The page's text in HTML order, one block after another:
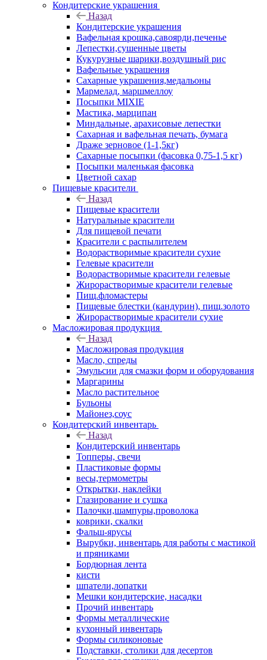
Кондитерские украшения
Назад
Кондитерские украшения
Вафельная крошка,савоярди,печенье
Лепестки,сушенные цветы
Кукурузные шарики,воздушный рис
Вафельные украшения
Сахарные украшения,медальоны
Мармелад, маршмеллоу
Посыпки MIXIE
Мастика, марципан
Миндальные, арахисовые лепестки
Сахарная и вафельная печать, бумага
Драже зерновое (1-1,5кг)
Сахарные посыпки (фасовка 0,75-1,5 кг)
Посыпки маленькая фасовка
Цветной сахар
Пищевые красители
Назад
Пищевые красители
Натуральные красители
Для пищевой печати
Красители с распылителем
Водорастворимые красители сухие
Гелевые красители
Водорастворимые красители гелевые
Жирорастворимые красители гелевые
Пищ.фломастеры
Пищевые блестки (кандурин), пищ.золото
Жирорастворимые красители сухие
Масложировая продукция
Назад
Масложировая продукция
Масло, спреды
Эмульсии для смазки форм и оборудования
Маргарины
Масло растительное
Бульоны
Майонез,соус
Кондитерский инвентарь
Назад
Кондитерский инвентарь
Топперы, свечи
Пластиковые формы
весы,термометры
Открытки, наклейки
Глазирование и сушка
Палочки,шампуры,проволока
коврики, скалки
Фальш-ярусы
Вырубки, инвентарь для работы с мастикой
и пряниками
Бордюрная лента
кисти
шпатели,лопатки
Мешки кондитерские, насадки
Прочий инвентарь
Формы металлические
кухонный инвентарь
Формы силиконовые
Подставки, столики для десертов